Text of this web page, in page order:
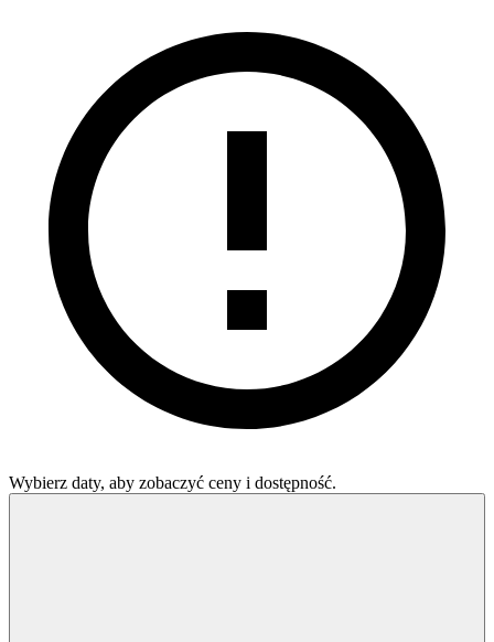
Wybierz daty, aby zobaczyć ceny i dostępność.